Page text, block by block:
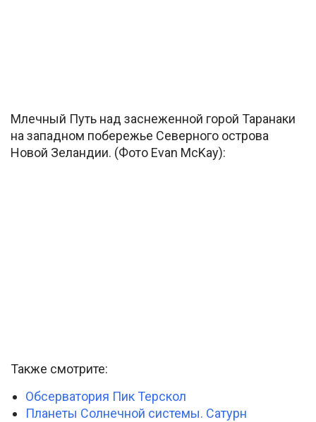
Млечный Путь над заснеженной горой Таранаки
на западном побережье Северного острова
Новой Зеландии. (Фото Evan McKay):
Также смотрите:
Обсерватория Пик Терскол
Планеты Солнечной системы. Сатурн